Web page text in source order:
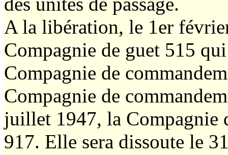
A la libération, le 1er
Compagnie de guet 515
Compagnie de
Compagnie de
juillet 1947, la Compagnie
917. Elle sera dissoute le